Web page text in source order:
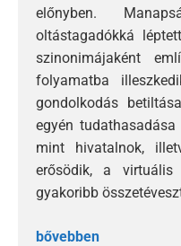
előnyben.
oltástagadókká
szinonimájaként
folyamatba
gondolkodás
egyén
mint hivatalnok,
erősödik, a
gyakoribb
bővebben